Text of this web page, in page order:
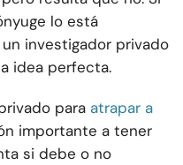
lo está
investigador privado
idea perfecta.
para atrapar a
importante a tener
si debe o no